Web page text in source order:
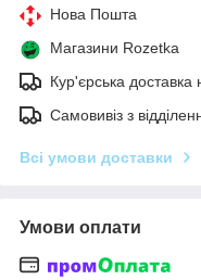
Нова Пошта
Магазини Rozetka
Кур'єрська доставка
Самовивіз з
Всі умови доставки
Умови оплати